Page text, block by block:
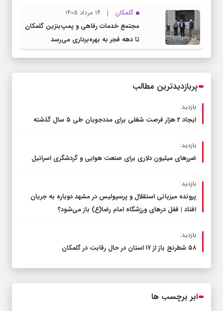
گلمکان
14 مرداد 1405
مجتمع خدمات رفاهی و پمپ‌بنزین گلمکان
تا دهه فجر به بهره‌برداری می‌رسد
پربازدیدترین مطالب
بازدید:
ایجاد 2 هزار فرصت شغلی برای مددجویان طی ۵ سال گذشته
بازدید:
ضررهای میلیون دلاری برای صنعت هوایی و گردشگری اسرائیل
بازدید:
پرونده میزبانی استقلال و پرسپولیس در مشهد دوباره به جریان
افتاد | قفل در‌های ورزشگاه امام رضا(ع) باز می‌شود؟
بازدید:
۵۸ شطرنج‌ باز از ۱۷ استان در حال رقابت در گلمکان
ابر برچسب ها